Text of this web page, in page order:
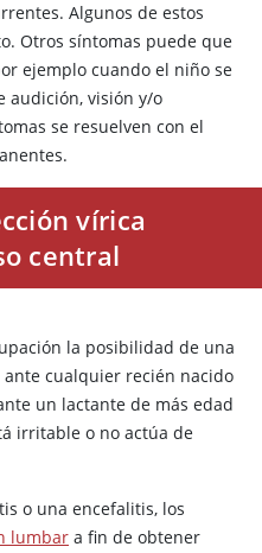
Algunos de estos
Otros síntomas puede que
ejemplo cuando el niño se
audición, visión y/o
se resuelven con el
vírica
central
la posibilidad de una
cualquier recién nacido
un lactante de más edad
irritable o no actúa de
o una encefalitis, los
lumbar a fin de obtener